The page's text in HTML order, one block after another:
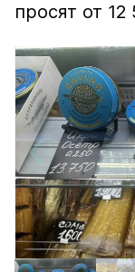
просят от